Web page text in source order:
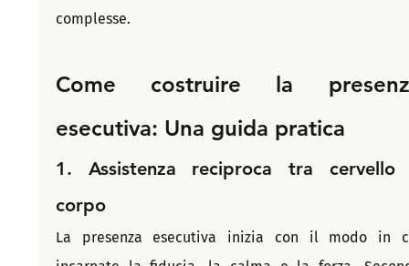
complesse.
Come costruire la
esecutiva: Una guida pratica
1. Assistenza reciproca tra cervello
corpo
La presenza esecutiva inizia con il modo in